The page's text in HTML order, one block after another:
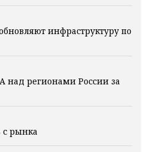
инфраструктуру по
регионами России за
с рынка